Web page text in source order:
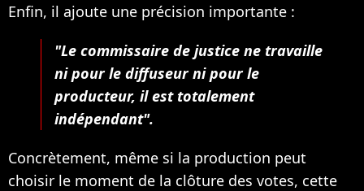
Enfin, il ajoute une précision importante :
"Le commissaire de justice ne travaille
ni pour le diffuseur ni pour le
producteur, il est totalement
indépendant".
Concrètement, même si la production peut
choisir le moment de la clôture des votes, cette